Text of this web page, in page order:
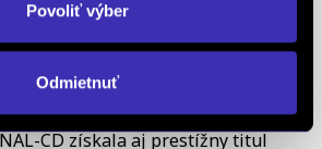
Povoliť výber
Odmietnuť
kvalitu obchodnej činnosti. Je
uznávanou známkou obchodnej
sa na základe rovnakej
pre všetky európske trhy.
CD získala aj prestížny titul